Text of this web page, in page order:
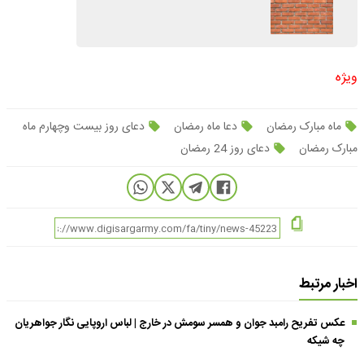
ویژه
ماه مبارک رمضان دعا ماه رمضان
دعای روز بیست وچهارم ماه
مبارک رمضان
دعای روز 24 رمضان
اخبار مرتبط
عکس تفریح رامبد جوان و همسر سومش در خارج | لباس اروپایی نگار جواهریان
چه شیکه